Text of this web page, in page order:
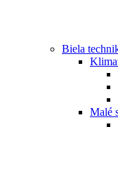
Biela
Malé